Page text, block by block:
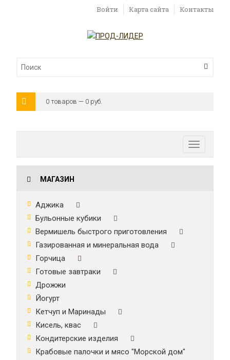
Войти Карта сайта Контакты
0 товаров — 0 руб.
Toggle
navigation
МАГАЗИН
Аджика
Бульонные кубики
Вермишель быстрого приготовления
Газированная и минеральная вода
Горчица
Готовые завтраки
Дрожжи
Йогурт
Кетчуп и Маринады
Кисель, квас
Кондитерские изделия
Крабовые палочки и мясо "Морской дом"